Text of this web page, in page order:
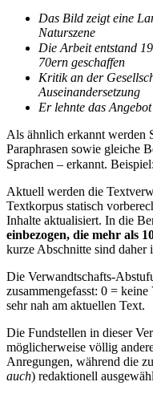
Das Bild zeigt eine
Naturszene
Die Arbeit entstand
70ern geschaffen
Kritik an der
Auseinandersetzung
Er lehnte das
Als ähnlich erkannt werden
Paraphrasen sowie gleiche
Sprachen – erkannt. Beispiel:
Aktuell werden die
Textkorpus statisch
Inhalte aktualisiert. In die
einbezogen, die mehr als
kurze Abschnitte sind daher
Die Verwandtschafts-
zusammengefasst: 0 =
sehr nah am aktuellen Text.
Die Fundstellen in dieser
möglicherweise völlig
Anregungen, während die
auch) redaktionell